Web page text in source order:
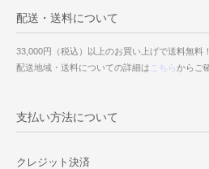
配送・送料について
33,000円（税込）以上のお買い上げで送料無料！
配送地域・送料についての詳細は こちらからご
支払い方法について
クレジット決済